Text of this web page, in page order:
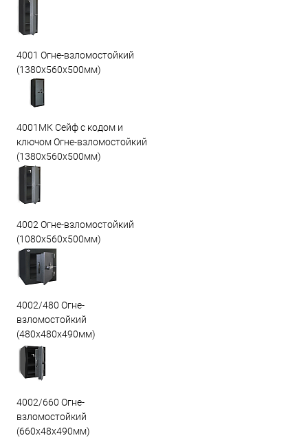
4001 Огне-взломостойкий
(1380х560х500мм)
4001МК Сейф с кодом и
ключом Огне-взломостойкий
(1380х560х500мм)
4002 Огне-взломостойкий
(1080х560х500мм)
4002/480 Огне-
взломостойкий
(480х480х490мм)
4002/660 Огне-
взломостойкий
(660х48х490мм)